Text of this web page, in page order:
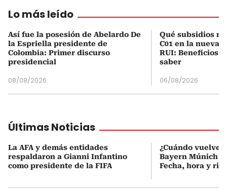
Lo más leído
Así fue la posesión de Abelardo De
la Espriella presidente de
Colombia: Primer discurso
presidencial
08/08/2026
Qué subsidios
C01 en la nueva
RUI: Beneficios
saber
06/08/2026
Últimas Noticias
La AFA y demás entidades
respaldaron a Gianni Infantino
como presidente de la FIFA
¿Cuándo vuelve
Bayern Múnich
Fecha, hora y